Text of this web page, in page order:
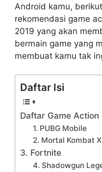
Android kamu,
rekomendasi game
2019 yang akan
bermain game yang
membuat kamu tak
Daftar Isi
Daftar Game
1. PUBG Mobile
2. Mortal Kombat X
3. Fortnite
4. Shadowgun